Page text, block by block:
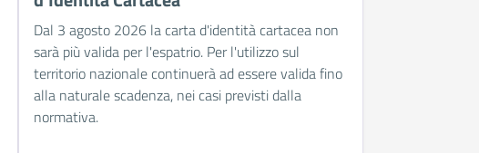
Dal 3 agosto 2026 la carta d'identità cartacea non
sarà più valida per l'espatrio. Per l'utilizzo sul
territorio nazionale continuerà ad essere valida fino
alla naturale scadenza, nei casi previsti dalla
normativa.